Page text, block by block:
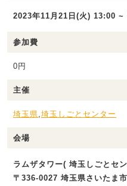
2023年11月21日(火) 13:00 ~
参加費
0円
主催
埼玉県 埼玉しごとセンター
会場
ラムザタワー( 埼玉しごとセ
〒336-0027 埼玉県さいたま